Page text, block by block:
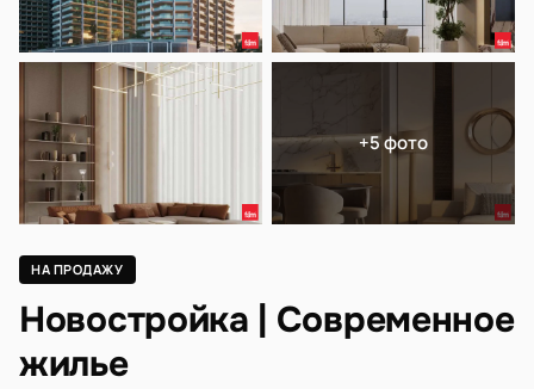
+5 фото
НА ПРОДАЖУ
Новостройка | Современное
жилье